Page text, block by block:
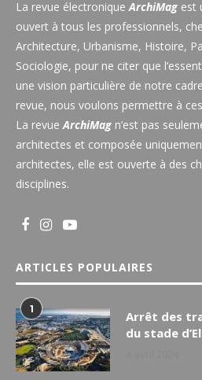
La revue électroniqueArchiMag est
ouvert à tous les professionnels,
Architecture, Urbanisme, Histoire,
Sociologie, pour ne citer que
une vision particulière de notre
revue, nous voulons permettre à
La revueArchiMag n’est pas
architectes et composée
architectes, elle est ouverte à des
disciplines.
ARTICLES POPULAIRES
1
Arrêt des
du stade